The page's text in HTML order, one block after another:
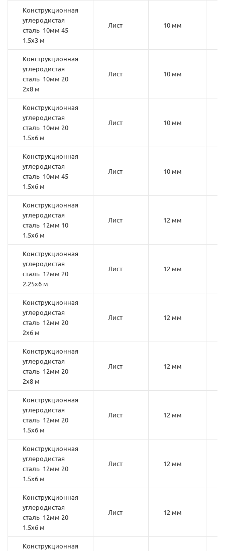
Конструкционная
углеродистая
сталь 10мм 45
1.5х3 м
Лист 10 мм
Конструкционная
углеродистая
сталь 10мм 20
2х8 м
Лист 10 мм
Конструкционная
углеродистая
сталь 10мм 20
1.5х6 м
Лист 10 мм
Конструкционная
углеродистая
сталь 10мм 45
1.5х6 м
Лист 10 мм
Конструкционная
углеродистая
сталь 12мм 10
1.5х6 м
Лист 12 мм
Конструкционная
углеродистая
сталь 12мм 20
2.25х6 м
Лист 12 мм
Конструкционная
углеродистая
сталь 12мм 20
2х6 м
Лист 12 мм
Конструкционная
углеродистая
сталь 12мм 20
2х8 м
Лист 12 мм
Конструкционная
углеродистая
сталь 12мм 20
1.5х6 м
Лист 12 мм
Конструкционная
углеродистая
сталь 12мм 20
1.5х6 м
Лист 12 мм
Конструкционная
углеродистая
сталь 12мм 20
1.5х6 м
Лист 12 мм
Конструкционная